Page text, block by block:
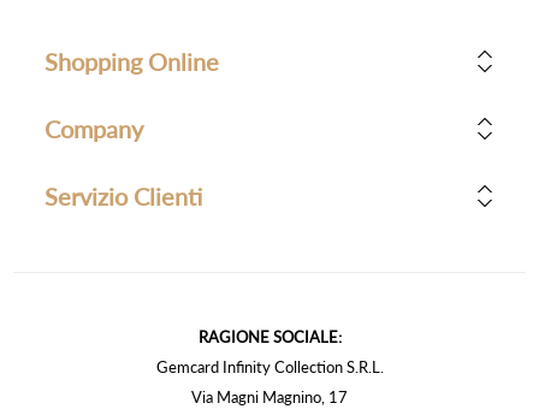
Shopping Online
Company
Servizio Clienti
RAGIONE SOCIALE:
Gemcard Infinity Collection S.R.L.
Via Magni Magnino, 17